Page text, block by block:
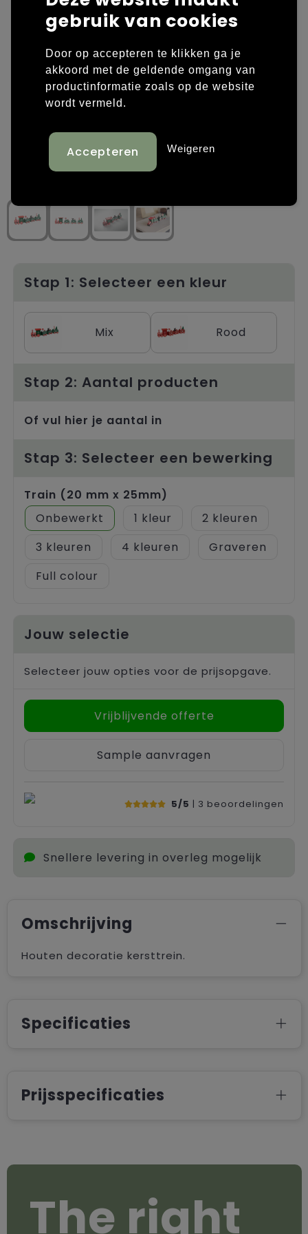
Laptop hoezen en tassen
Overige tassen
Papieren tassen
Reistassen
Schoudertassen
Tassen voor sport
Trolleys
Overige kleding
Polo's
Sweaters bedrukken
Vesten bedrukken
Stap 1: Selecteer een kleur
Mix Rood
Stap 2: Aantal producten
Of vul hier je aantal in
Stap 3: Selecteer een bewerking
Train (20 mm x 25mm)
Onbewerkt
1
2
3
4
Graveren
Full colour
Jouw selectie
Selecteer jouw opties voor de prijsopgave.
Vrijblijvende offerte
Sample aanvragen
5/5 | 3 beoordelingen
Snellere levering in overleg mogelijk
Omschrijving
Houten decoratie kersttrein.
Specificaties
Prijsspecificaties
The right
gebruik van cookies
Door op accepteren te klikken ga je
akkoord met de geldende omgang van
productinformatie zoals op de website
wordt vermeld.
Weigeren